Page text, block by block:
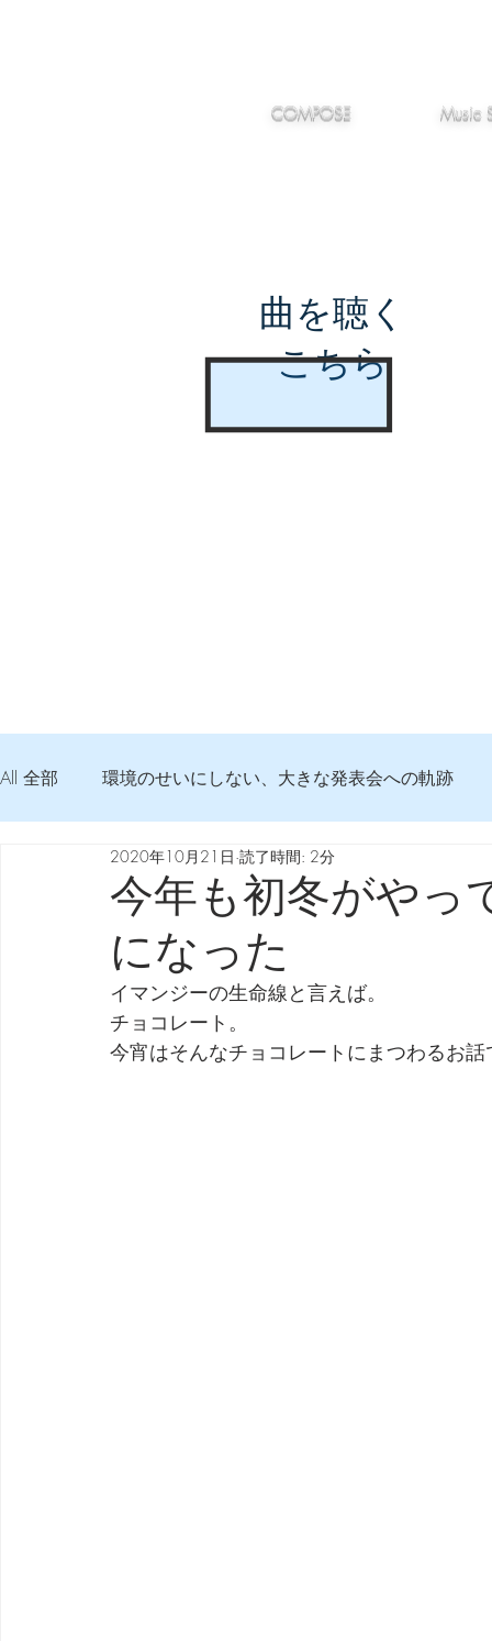
COMPOSE Music
曲を聴く
こちら
All 全部 環境のせいにしない、大きな発表会への軌跡
弦交換の記録 DTM 始める 知っておきたいコト
Imanjy Studio 使われているモノ
劇団 Avan 劇伴が出来るまでを追ったドキュメンタリー
今年も初冬がやっ
になった
2020年10月21日 読了時間: 2分
イマンジーの生命線と言えば。
チョコレート。
今宵はそんなチョコレートにまつわるお話